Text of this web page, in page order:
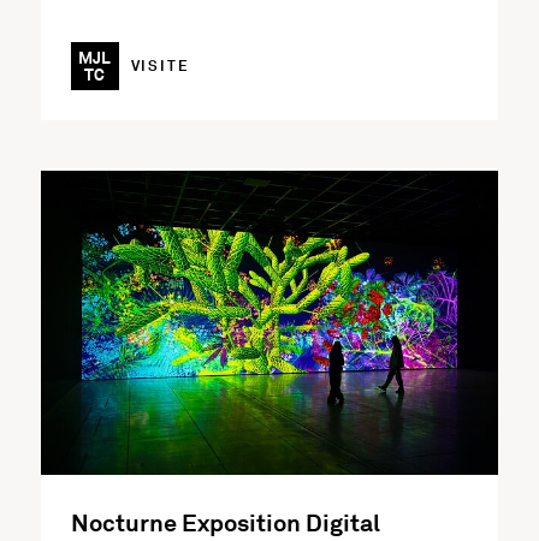
MJL
TC
VISITE
Nocturne Exposition Digital
En savoir plus sur l'activité Nocturne Exposition Digital